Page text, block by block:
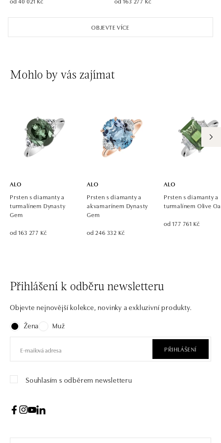
Einsteinova 18, 851 01 Bratislava
ALO diamonds OC Avion, Bratislava
Ivanská cesta 16, 821 04 Bratislava
ALO diamonds OC Eurovea, Bratislava
Pribinova 8, 811 09 Bratislava
tel.: +421 917 090 700, +421 918 777 670
OBJEVTE VÍCE
Mohlo by vás zajímat
ALO
Prsten s diamanty a
turmalínem Dynasty
Gem
od 163 277 Kč
ALO
Prsten s diamanty a
akvamarínem Dynasty
Gem
od 246 332 Kč
ALO
Prsten s diamanty a
turmalínem Olive
od 177 761 Kč
Přihlášení k odběru newsletteru
Objevte nejnovější kolekce, novinky a exkluzivní produkty.
Žena
Muž
PŘIHLÁŠENÍ
Souhlasím s odběrem newsletteru